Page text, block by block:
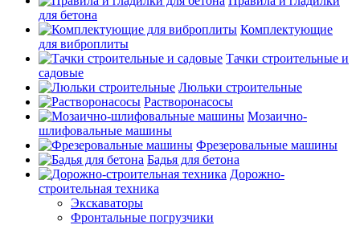
для бетона
Комплектующие
для виброплиты
Тачки строительные и
садовые
Люльки строительные
Растворонасосы
Мозаично-
шлифовальные машины
Фрезеровальные машины
Бадья для бетона
Дорожно-
строительная техника
Экскаваторы
Фронтальные погрузчики